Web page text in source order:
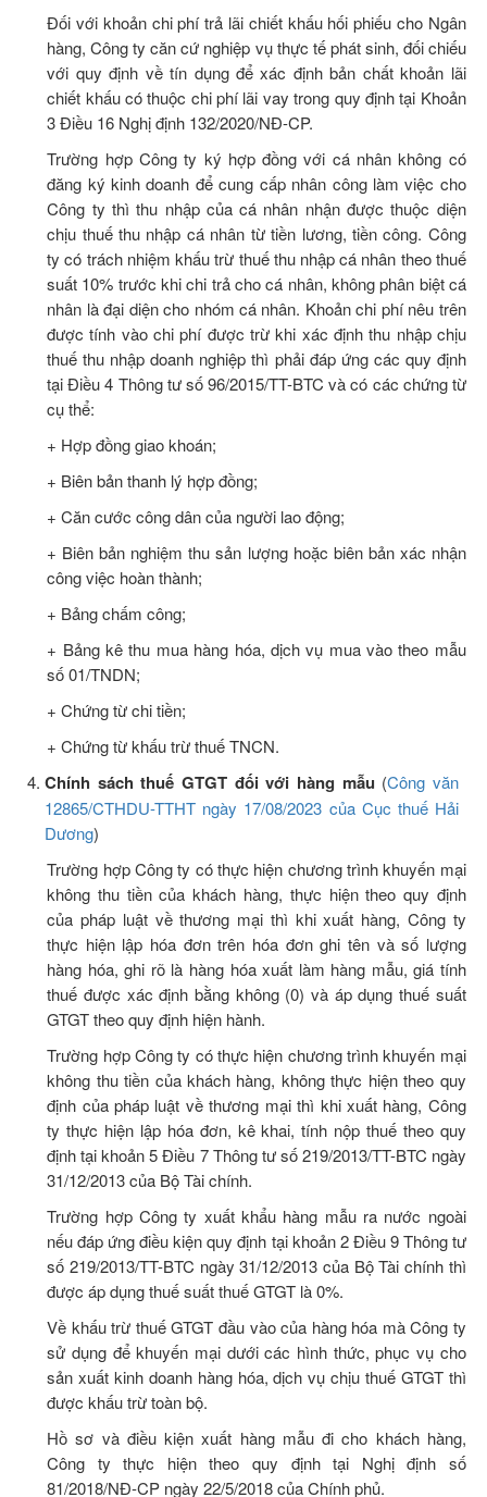
Đối với khoản chi phí trả lãi chiết khấu hối phiếu cho Ngân
hàng, Công ty căn cứ nghiệp vụ thực tế phát sinh, đối chiếu
với quy định về tín dụng để xác định bản chất khoản lãi
chiết khấu có thuộc chi phí lãi vay trong quy định tại Khoản
3 Điều 16 Nghị định 132/2020/NĐ-CP.
Trường hợp Công ty ký hợp đồng với cá nhân không có
đăng ký kinh doanh để cung cấp nhân công làm việc cho
Công ty thì thu nhập của cá nhân nhận được thuộc diện
chịu thuế thu nhập cá nhân từ tiền lương, tiền công. Công
ty có trách nhiệm khấu trừ thuế thu nhập cá nhân theo thuế
suất 10% trước khi chi trả cho cá nhân, không phân biệt cá
nhân là đại diện cho nhóm cá nhân. Khoản chi phí nêu trên
được tính vào chi phí được trừ khi xác định thu nhập chịu
thuế thu nhập doanh nghiệp thì phải đáp ứng các quy định
tại Điều 4 Thông tư số 96/2015/TT-BTC và có các chứng từ
cụ thể:
+ Hợp đồng giao khoán;
+ Biên bản thanh lý hợp đồng;
+ Căn cước công dân của người lao động;
+ Biên bản nghiệm thu sản lượng hoặc biên bản xác nhận
công việc hoàn thành;
+ Bảng chấm công;
+ Bảng kê thu mua hàng hóa, dịch vụ mua vào theo mẫu
số 01/TNDN;
+ Chứng từ chi tiền;
+ Chứng từ khấu trừ thuế TNCN.
Chính sách thuế GTGT đối với hàng mẫu (Công văn
12865/CTHDU-TTHT ngày 17/08/2023 của Cục thuế Hải
Dương)
Trường hợp Công ty có thực hiện chương trình khuyến mại
không thu tiền của khách hàng, thực hiện theo quy định
của pháp luật về thương mại thì khi xuất hàng, Công ty
thực hiện lập hóa đơn trên hóa đơn ghi tên và số lượng
hàng hóa, ghi rõ là hàng hóa xuất làm hàng mẫu, giá tính
thuế được xác định bằng không (0) và áp dụng thuế suất
GTGT theo quy định hiện hành.
Trường hợp Công ty có thực hiện chương trình khuyến mại
không thu tiền của khách hàng, không thực hiện theo quy
định của pháp luật về thương mại thì khi xuất hàng, Công
ty thực hiện lập hóa đơn, kê khai, tính nộp thuế theo quy
định tại khoản 5 Điều 7 Thông tư số 219/2013/TT-BTC ngày
31/12/2013 của Bộ Tài chính.
Trường hợp Công ty xuất khẩu hàng mẫu ra nước ngoài
nếu đáp ứng điều kiện quy định tại khoản 2 Điều 9 Thông tư
số 219/2013/TT-BTC ngày 31/12/2013 của Bộ Tài chính thì
được áp dụng thuế suất thuế GTGT là 0%.
Về khấu trừ thuế GTGT đầu vào của hàng hóa mà Công ty
sử dụng để khuyến mại dưới các hình thức, phục vụ cho
sản xuất kinh doanh hàng hóa, dịch vụ chịu thuế GTGT thì
được khấu trừ toàn bộ.
Hồ sơ và điều kiện xuất hàng mẫu đi cho khách hàng,
Công ty thực hiện theo quy định tại Nghị định số
81/2018/NĐ-CP ngày 22/5/2018 của Chính phủ.